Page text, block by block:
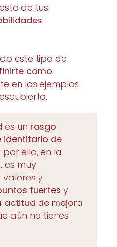
de tus
este tipo de
como
en los ejemplos
es un rasgo
identitario de
por ello, en la
es muy
y
fuertes y
actitud de mejora
aún no tienes